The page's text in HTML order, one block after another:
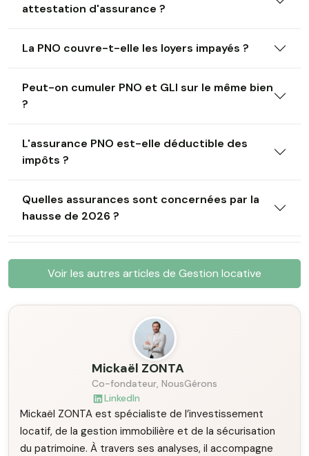
attestation d'assurance ?
La PNO couvre-t-elle les loyers impayés ?
Peut-on cumuler PNO et GLI sur le même bien
?
L'assurance PNO est-elle déductible des
impôts ?
Quelles assurances sont concernées par la
hausse de 2026 ?
Voir les autres articles de Gestion locative
Mickaël ZONTA
Co-fondateur, NousGérons
LinkedIn
Mickaël ZONTA est spécialiste de l’investissement
locatif, de la gestion immobilière et de la sécurisation
du patrimoine. À travers ses analyses, il accompagne